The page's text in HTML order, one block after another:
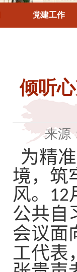
党建工作
倾听
来源
为精
境，筑
风。
12
公共自
会议面
工代表